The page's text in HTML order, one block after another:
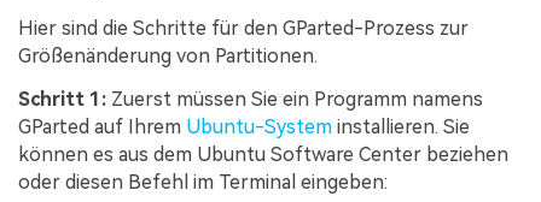
Hier sind die Schritte für den GParted-Prozess zur
Größenänderung von Partitionen.
Schritt 1: Zuerst müssen Sie ein Programm namens
GParted auf Ihrem Ubuntu-System installieren. Sie
können es aus dem Ubuntu Software Center beziehen
oder diesen Befehl im Terminal eingeben: